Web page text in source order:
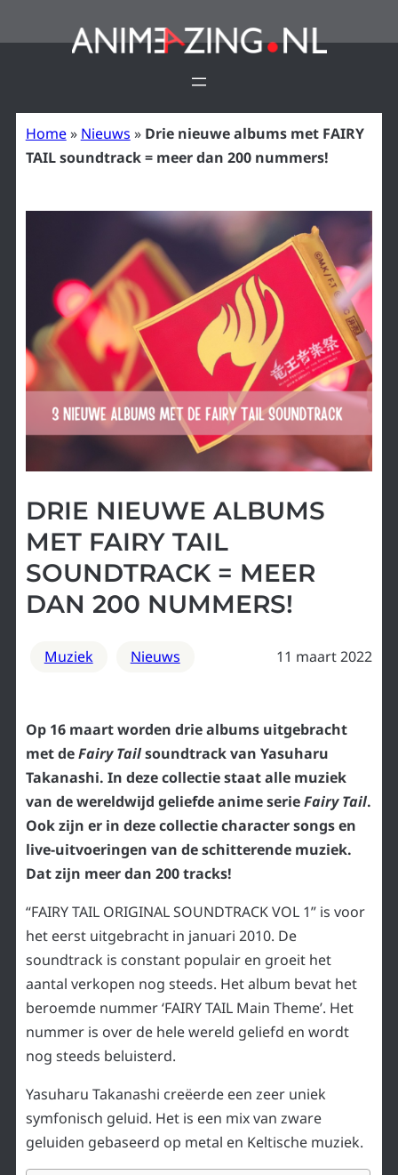
naar
Home» Nieuws » Drie nieuwe albums met FAIRY
TAIL soundtrack = meer dan 200 nummers!
DRIE NIEUWE ALBUMS
MET FAIRY TAIL
SOUNDTRACK = MEER
DAN 200 NUMMERS!
Muziek Nieuws 11 maart 2022
Op 16 maart worden drie albums uitgebracht
met deFairy Tailsoundtrack van Yasuharu
Takanashi. In deze collectie staat alle muziek
van de wereldwijd geliefde anime serieFairy Tail.
Ook zijn er in deze collectie character songs en
live-uitvoeringen van de schitterende muziek.
Dat zijn meer dan 200 tracks!
“FAIRY TAIL ORIGINAL SOUNDTRACK VOL 1” is voor
het eerst uitgebracht in januari 2010. De
soundtrack is constant populair en groeit het
aantal verkopen nog steeds. Het album bevat het
beroemde nummer ‘FAIRY TAIL Main Theme’. Het
nummer is over de hele wereld geliefd en wordt
nog steeds beluisterd.
Yasuharu Takanashi creëerde een zeer uniek
symfonisch geluid. Het is een mix van zware
geluiden gebaseerd op metal en Keltische muziek.